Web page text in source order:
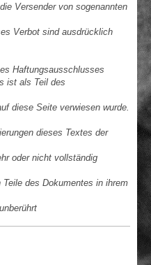
von sogenannten
sind ausdrücklich
als Teil des
Seite verwiesen wurde.
dieses Textes der
nicht vollständig
des Dokumentes in ihrem